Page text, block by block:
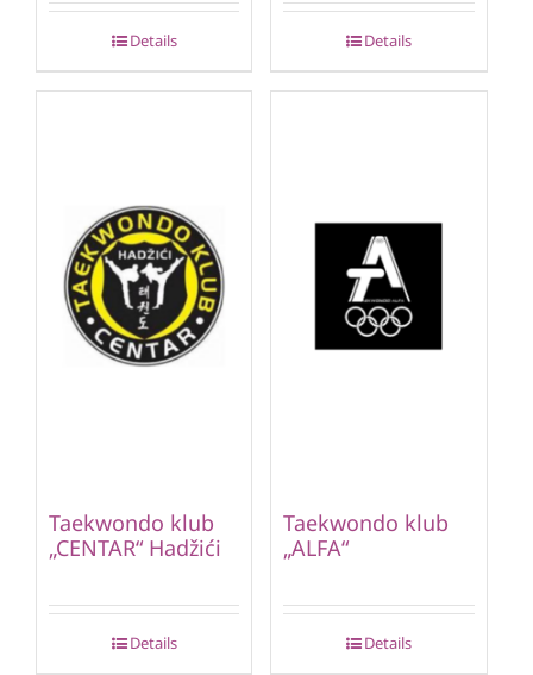
Details Details
Taekwondo klub
„CENTAR“ Hadžići
Details
Taekwondo klub
„ALFA“
Details